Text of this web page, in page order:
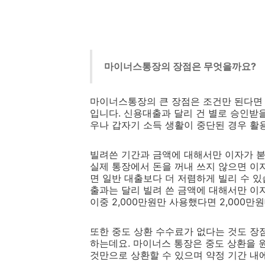
마이너스통장의 장점은 무엇을까요?
마이너스통장의 큰 장점은 조건만 된다
입니다. 신용대출과 달리 건 별로 승인
우나 갑자기 소득 생활이 중단된 경우 활
빌려쓴 기간과 금액에 대해서만 이자가
실제 통장에서 돈을 꺼내 쓰지 않으면
면 일반 대출보다 더 저렴하게 빌리 수
출과는 달리 빌려 쓴 금액에 대해서만
이중 2,000만원만 사용했다면 2,000만
또한 중도 상환 수수료가 없다는 것도
하는데요. 마이너스 통장은 중도 상환을
것만으로 상환할 수 있으며 약정 기간 내